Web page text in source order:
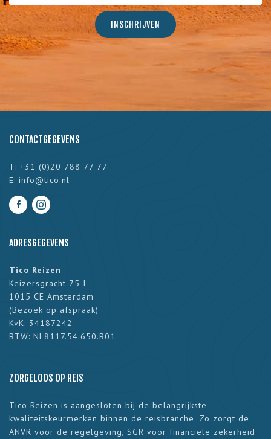
CONTACTGEGEVENS
T: +31 (0)20 788 77 77
E: info@tico.nl
ADRESGEGEVENS
Tico Reizen
Keizersgracht 75 I
1015 CE Amsterdam
(Bezoek op afspraak)
KvK: 34187242
BTW: NL8117.54.650.B01
ZORGELOOS OP REIS
Tico Reizen is aangesloten bij de belangrijkste
kwaliteitskeurmerken binnen de reisbranche. Zo zorgt de
ANVR voor de regelgeving, SGR voor financiële zekerheid